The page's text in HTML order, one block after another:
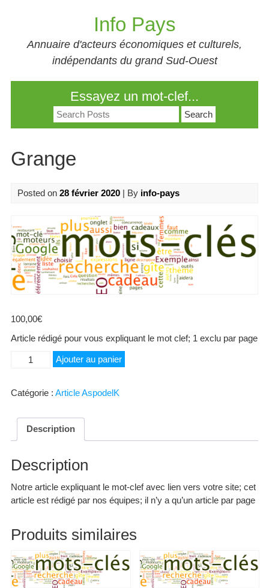
Info Pays
Annuaire d'acteurs économiques et culturels,
indépendants du grand Sud-Ouest
Essayez un mot-clef...
Search
for:
Grange
Posted on 28 février 2020| By info-pays
100,00€
Article rédigé pour vous expliquant le mot clef; 1 exclu par page
quantité
Ajouter au panier
Catégorie : Article AspodelK
Description
Description
Notre article expliquant le mot-clef avec lien vers votre site; cet
article est rédigé par nos équipes; il n’y a qu’un article par page
Produits similaires